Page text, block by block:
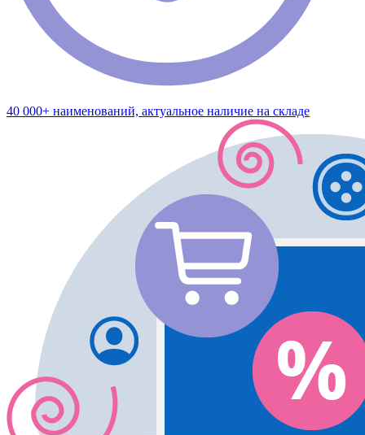
40 000+ наименований, актуальное наличие на складе